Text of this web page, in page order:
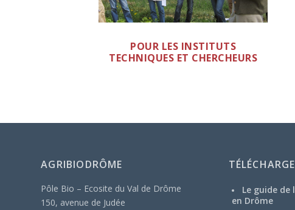
POUR LES INSTITUTS
TECHNIQUES ET CHERCHEURS
AGRIBIODRÔME
Pôle Bio – Ecosite du Val de Drôme
150, avenue de Judée
Le guide
en Drôme